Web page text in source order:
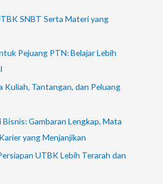
SNBT Serta Materi yang
Pejuang PTN: Belajar Lebih
Kuliah, Tantangan, dan Peluang
Gambaran Lengkap, Mata
yang Menjanjikan
UTBK Lebih Terarah dan